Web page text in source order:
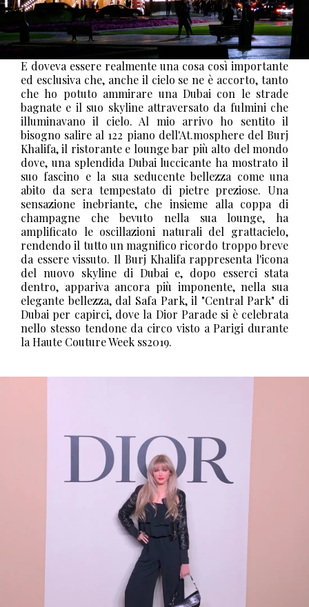
E doveva essere realmente una cosa così importante
ed esclusiva che, anche il cielo se ne è accorto, tanto
che ho potuto ammirare una Dubai con le strade
bagnate e il suo skyline attraversato da fulmini che
illuminavano il cielo. Al mio arrivo ho sentito il
bisogno salire al 122 piano dell'At.mosphere del Burj
Khalifa, il ristorante e lounge bar più alto del mondo
dove, una splendida Dubai luccicante ha mostrato il
suo fascino e la sua seducente bellezza come una
abito da sera tempestato di pietre preziose. Una
sensazione inebriante, che insieme alla coppa di
champagne che bevuto nella sua lounge, ha
amplificato le oscillazioni naturali del grattacielo,
rendendo il tutto un magnifico ricordo troppo breve
da essere vissuto. Il Burj Khalifa rappresenta l'icona
del nuovo skyline di Dubai e, dopo esserci stata
dentro, appariva ancora più imponente, nella sua
elegante bellezza, dal Safa Park, il "Central Park" di
Dubai per capirci, dove la Dior Parade si è celebrata
nello stesso tendone da circo visto a Parigi durante
la Haute Couture Week ss2019.